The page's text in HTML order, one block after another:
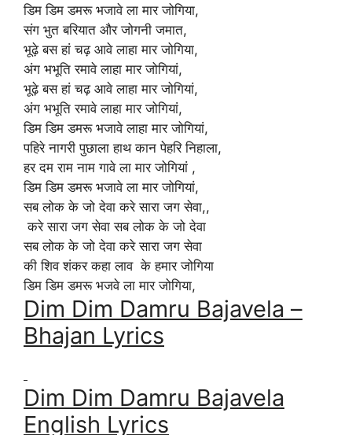
डिम डिम डमरू भजावे ला मार जोगिया,
संग भुत बरियात और जोगनी जमात,
भूढ़े बस हां चढ़ आवे लाहा मार जोगिया,
अंग भभूति रमावे लाहा मार जोगियां,
भूढ़े बस हां चढ़ आवे लाहा मार जोगियां,
अंग भभूति रमावे लाहा मार जोगियां,
डिम डिम डमरू भजावे लाहा मार जोगियां,
पहिरे नागरी पुछाला हाथ कान पेहरि निहाला,
हर दम राम नाम गावे ला मार जोगियां ,
डिम डिम डमरू भजावे ला मार जोगियां,
सब लोक के जो देवा करे सारा जग सेवा,,
करे सारा जग सेवा सब लोक के जो देवा
सब लोक के जो देवा करे सारा जग सेवा
की शिव शंकर कहा लाव के हमार जोगिया
डिम डिम डमरू भजवे ला मार जोगिया,
Dim Dim Damru Bajavela –
Bhajan Lyrics
Dim Dim Damru Bajavela
English Lyrics